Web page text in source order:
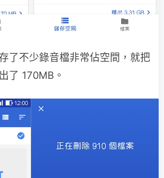
了不少錄音檔非常佔空間，就把
了 170MB。